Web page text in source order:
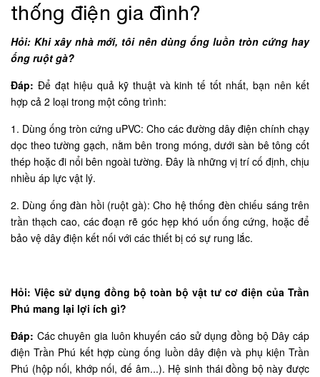
thống điện gia đình?
Hỏi: Khi xây nhà mới, tôi nên dùng ống luồn tròn cứng hay
ống ruột gà?
Đáp: Để đạt hiệu quả kỹ thuật và kinh tế tốt nhất, bạn nên kết
hợp cả 2 loại trong một công trình:
1. Dùng ống tròn cứng uPVC: Cho các đường dây điện chính chạy
dọc theo tường gạch, nằm bên trong móng, dưới sàn bê tông cốt
thép hoặc đi nổi bên ngoài tường. Đây là những vị trí cố định, chịu
nhiều áp lực vật lý.
2. Dùng ống đàn hồi (ruột gà): Cho hệ thống đèn chiếu sáng trên
trần thạch cao, các đoạn rẽ góc hẹp khó uốn ống cứng, hoặc để
bảo vệ dây điện kết nối với các thiết bị có sự rung lắc.
Hỏi: Việc sử dụng đồng bộ toàn bộ vật tư cơ điện của Trần
Phú mang lại lợi ích gì?
Đáp: Các chuyên gia luôn khuyến cáo sử dụng đồng bộ Dây cáp
điện Trần Phú kết hợp cùng ống luồn dây điện và phụ kiện Trần
Phú (hộp nối, khớp nối, đế âm...). Hệ sinh thái đồng bộ này được